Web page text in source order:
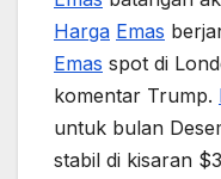
Harga Emas
Emas spot di
komentar Trump.
untuk bulan
stabil di kisaran